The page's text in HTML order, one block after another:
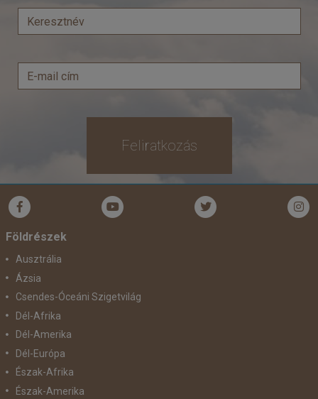
Feliratkozás
Földrészek
Ausztrália
Ázsia
Csendes-Óceáni Szigetvilág
Dél-Afrika
Dél-Amerika
Dél-Európa
Észak-Afrika
Észak-Amerika